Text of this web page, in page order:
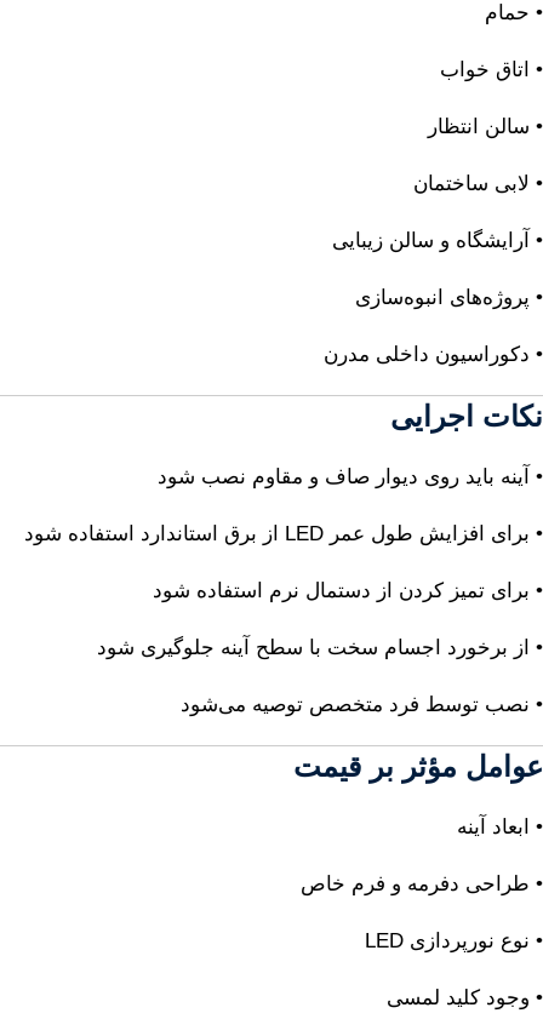
• حمام
• اتاق خواب
• سالن انتظار
• لابی ساختمان
• آرایشگاه و سالن زیبایی
• پروژه‌های انبوه‌سازی
• دکوراسیون داخلی مدرن
نکات اجرایی
• آینه باید روی دیوار صاف و مقاوم نصب شود
• برای افزایش طول عمر LED از برق استاندارد استفاده شود
• برای تمیز کردن از دستمال نرم استفاده شود
• از برخورد اجسام سخت با سطح آینه جلوگیری شود
• نصب توسط فرد متخصص توصیه می‌شود
عوامل مؤثر بر قیمت
• ابعاد آینه
• طراحی دفرمه و فرم خاص
• نوع نورپردازی LED
• وجود کلید لمسی